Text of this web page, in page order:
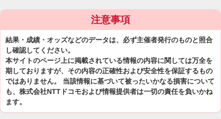
注意事項
結果・成績・オッズなどのデータは、必ず主催者発行のものと照合
し確認してください。
本サイトのページ上に掲載されている情報の内容に関しては万全を
期しておりますが、その内容の正確性および安全性を保証するもの
ではありません。 当該情報に基づいて被ったいかなる損害について
も、株式会社NTTドコモおよび情報提供者は一切の責任を負いかね
ます。